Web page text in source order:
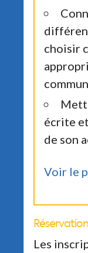
choisir
écrite
de son
Voir le
Les